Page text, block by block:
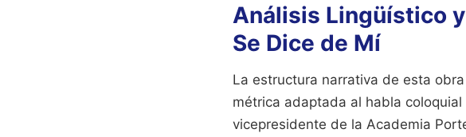
Análisis Lingüístico
Se Dice de Mí
La estructura narrativa de esta
métrica adaptada al habla
vicepresidente de la Academia